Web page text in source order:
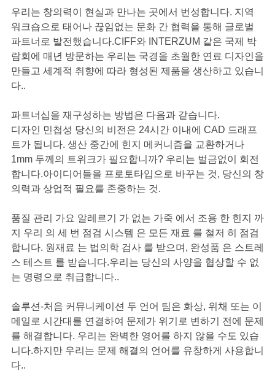
우리는 창의력이 현실과 만나는 곳에서 번성합니다. 지역
워크숍으로 태어나 끊임없는 문화 간 협력을 통해 글로벌
파트너로 발전했습니다.CIFF와 INTERZUM 같은 국제 박
람회에 매년 방문하는 우리는 국경을 초월한 연료 디자인을
만들고 세계적 취향에 따라 형성된 제품을 생산하고 있습니
다..
파트너십을 재구성하는 방법은 다음과 같습니다.
디자인 민첩성 당신의 비전은 24시간 이내에 CAD 드래프
트가 됩니다. 생산 중간에 힌지 메커니즘을 교환하거나
1mm 두께의 트위크가 필요합니까? 우리는 벌금없이 회전
합니다.아이디어들을 프로토타입으로 바꾸는 것, 당신의 창
의력과 상업적 필요를 존중하는 것.
품질 관리 가요 알레르기 가 없는 가죽 에서 조용 한 힌지 까
지 우리 의 세 번 점검 시스템 은 모든 재료 를 철저 히 점검
합니다. 원재료 는 법의학 검사 를 받으며, 완성품 은 스트레
스 테스트 를 받습니다.우리는 당신의 사양을 협상할 수 없
는 명령으로 취급합니다..
솔루션-처음 커뮤니케이션 두 언어 팀은 화상, 위채 또는 이
메일로 시간대를 연결하여 문제가 위기로 변하기 전에 문제
를 해결합니다. 우리는 완벽한 영어를 하지 않을 수도 있습
니다.하지만 우리는 문제 해결의 언어를 유창하게 사용합니
다..